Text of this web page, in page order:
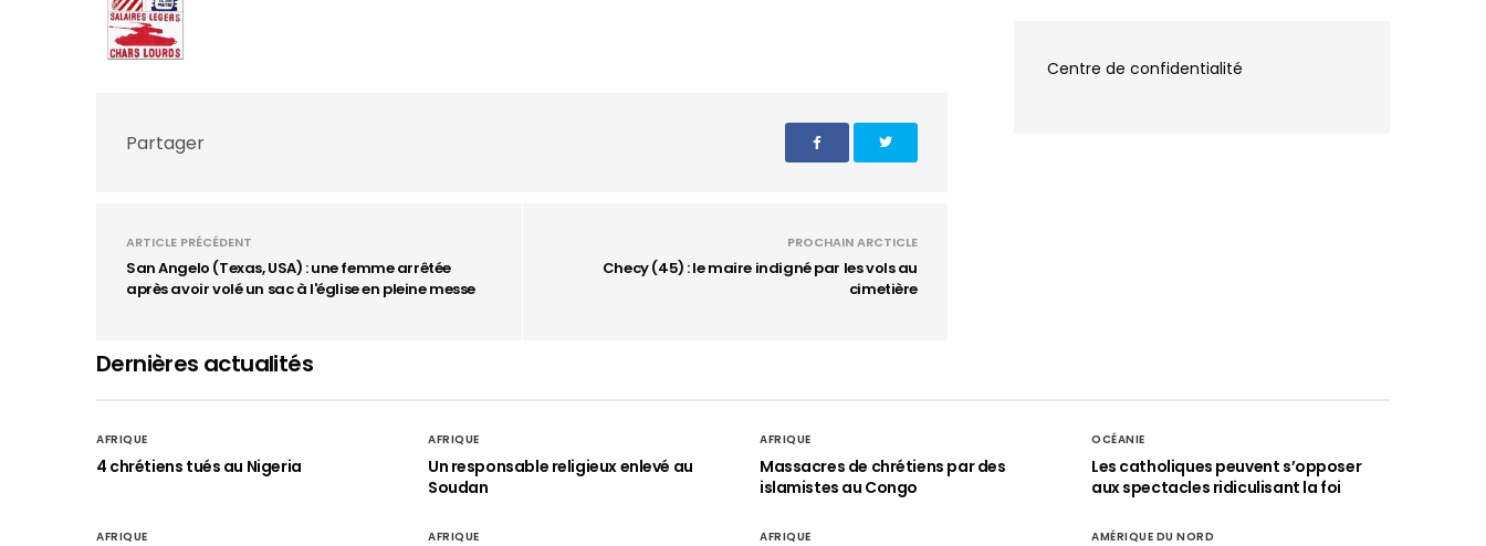
Partager
ARTICLE PRÉCÉDENT
San Angelo (Texas, USA) : une femme arrêtée
après avoir volé un sac à l'église en pleine messe
PROCHAIN ARCTICLE
Checy (45) : le maire indigné par les vols au
cimetière
Centre de confidentialité
Dernières actualités
AFRIQUE
4 chrétiens tués au Nigeria
AFRIQUE
Un responsable religieux enlevé au
Soudan
AFRIQUE
Massacres de chrétiens par des
islamistes au Congo
OCÉANIE
Les catholiques peuvent s’opposer
aux spectacles ridiculisant la foi
AFRIQUE AFRIQUE AFRIQUE AMÉRIQUE DU NORD